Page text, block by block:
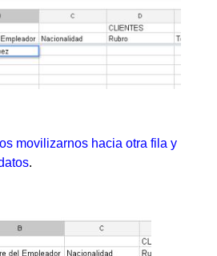
movilizarnos hacia otra fila y
.